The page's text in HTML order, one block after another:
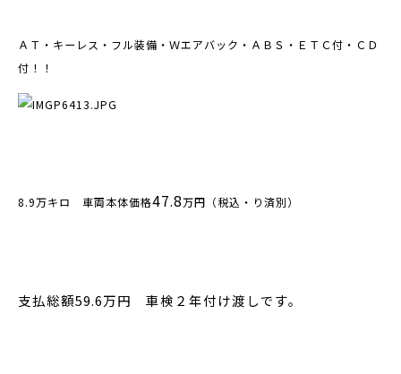
ＡＴ・キーレス・フル装備・Ｗエアバック・ＡＢＳ・ＥＴＣ付・ＣＤ
付！！
8.9万キロ 車両本体価格47.8万円（税込・り済別）
支払総額59.6万円 車検２年付け渡しです。